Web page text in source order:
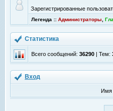
Зарегистрированные
Легенда :: Администраторы
Статистика
Всего сообщений: 36290 | Тем:
Вход
Имя